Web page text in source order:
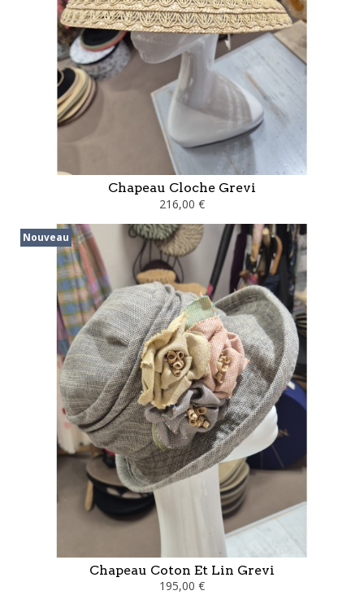
Chapeau Cloche Grevi
216,00 €
Chapeau Coton Et Lin Grevi
195,00 €
Nouveau